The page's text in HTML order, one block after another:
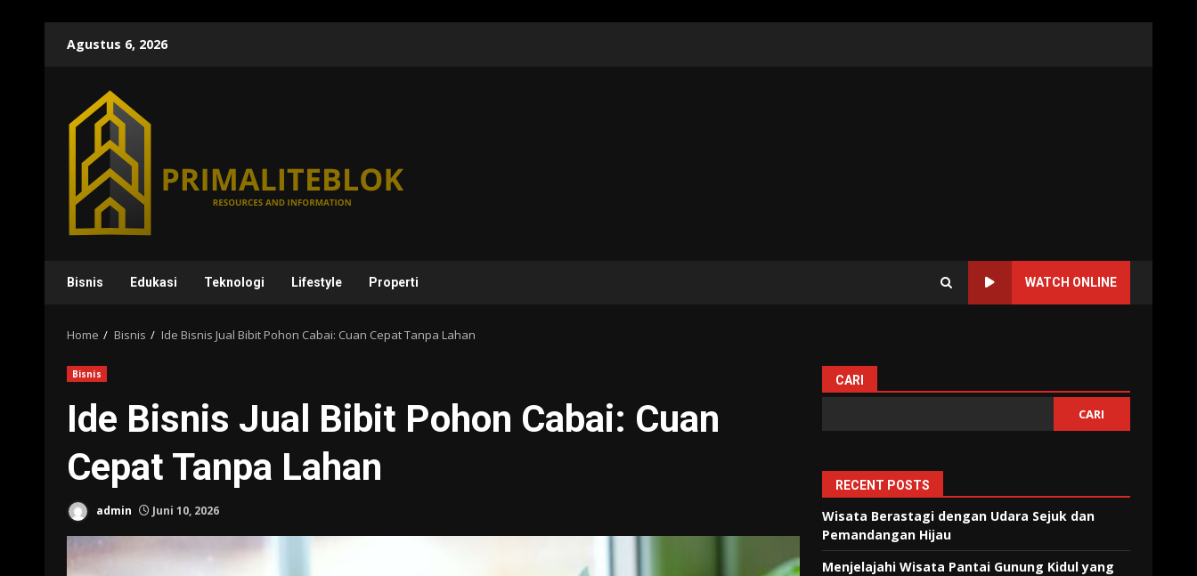
Agustus 6, 2026
Bisnis Edukasi Teknologi Lifestyle Properti WATCH ONLINE
Home Bisnis Ide Bisnis Jual Bibit Pohon Cabai: Cuan Cepat Tanpa Lahan
Bisnis
Ide Bisnis Jual Bibit Pohon Cabai: Cuan
Cepat Tanpa Lahan
admin Juni 10, 2026
CARI
CARI
RECENT POSTS
Wisata Berastagi dengan Udara Sejuk dan
Pemandangan Hijau
Menjelajahi Wisata Pantai Gunung Kidul yang